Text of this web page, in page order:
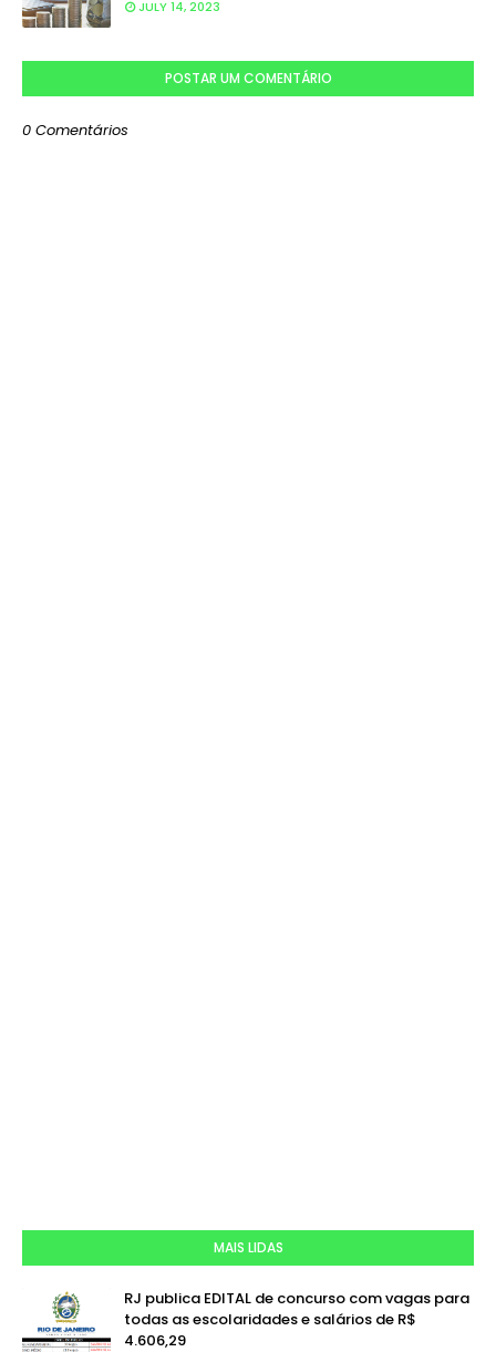
JULY 14, 2023
POSTAR UM COMENTÁRIO
0 Comentários
MAIS LIDAS
RJ publica EDITAL de concurso com vagas para
todas as escolaridades e salários de R$
4.606,29